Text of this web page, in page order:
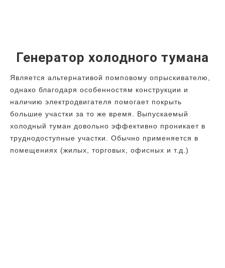
Генератор холодного тумана
Является альтернативой помповому опрыскивателю,
однако благодаря особенностям конструкции и
наличию электродвигателя помогает покрыть
большие участки за то же время. Выпускаемый
холодный туман довольно эффективно проникает в
труднодоступные участки. Обычно применяется в
помещениях (жилых, торговых, офисных и т.д.)